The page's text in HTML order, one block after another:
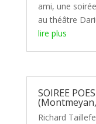
ami, une
au théâtre
lire plus
SOIREE
Richard